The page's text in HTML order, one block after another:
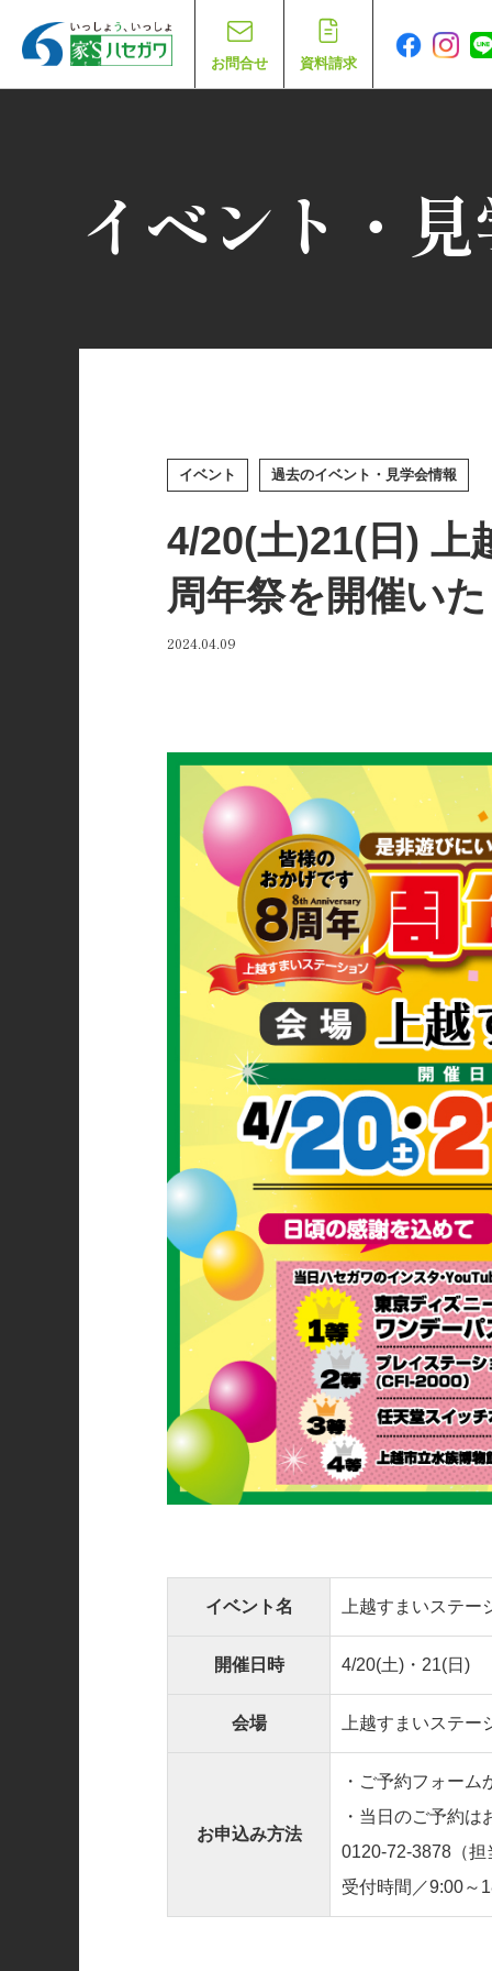
お問合せ 資料請求
イベント・
イベント 過去のイベント・見学会情報
4/20(土)21(日) 上
周年祭を開催い
2024.04.09
イベント名 上越すまいステー
開催日時 4/20(土)・21(日)
会場 上越すまいステー
お申込み方法
・ご予約フォー
・当日のご予約
0120-72-3878 （
受付時間／9:00～